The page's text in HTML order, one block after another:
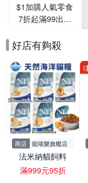
$1加購人氣零食
7折起滿99出貨
好店有夠殺
商店 寵喵樂旗艦店
法米納貓飼料
滿999元95折